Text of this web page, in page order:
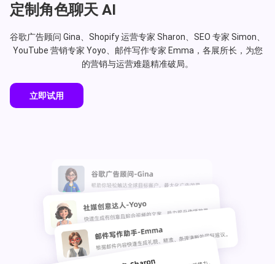
定制角色聊天 AI
谷歌广告顾问 Gina、Shopify 运营专家 Sharon、SEO 专家 Simon、
YouTube 营销专家 Yoyo、邮件写作专家 Emma，各展所长，为您
的营销与运营难题精准破局。
立即试用